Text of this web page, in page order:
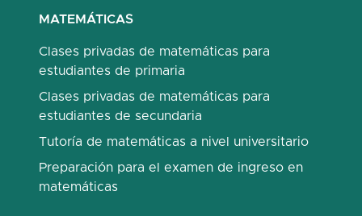
MATEMÁTICAS
Clases privadas de matemáticas para
estudiantes de primaria
Clases privadas de matemáticas para
estudiantes de secundaria
Tutoría de matemáticas a nivel universitario
Preparación para el examen de ingreso en
matemáticas